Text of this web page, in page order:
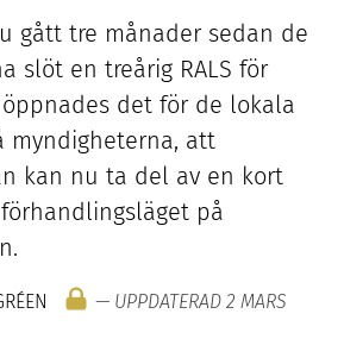
gått tre månader sedan de
slöt en treårig RALS för
det för de lokala
myndigheterna, att
kan nu ta del av en kort
på
— UPPDATERAD 2 MARS